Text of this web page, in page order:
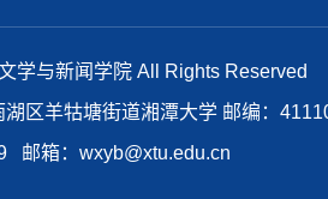
学与新闻学院 All Rights Reserved
区羊牯塘街道湘潭大学 邮编：
邮箱：wxyb@xtu.edu.cn